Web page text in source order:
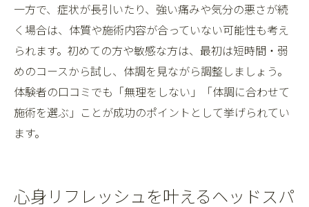
一方で、症状が長引いたり、強い痛みや気分の悪さが続
く場合は、体質や施術内容が合っていない可能性も考え
られます。初めての方や敏感な方は、最初は短時間・弱
めのコースから試し、体調を見ながら調整しましょう。
体験者の口コミでも「無理をしない」「体調に合わせて
施術を選ぶ」ことが成功のポイントとして挙げられてい
ます。
心身リフレッシュを叶えるヘッドスパ